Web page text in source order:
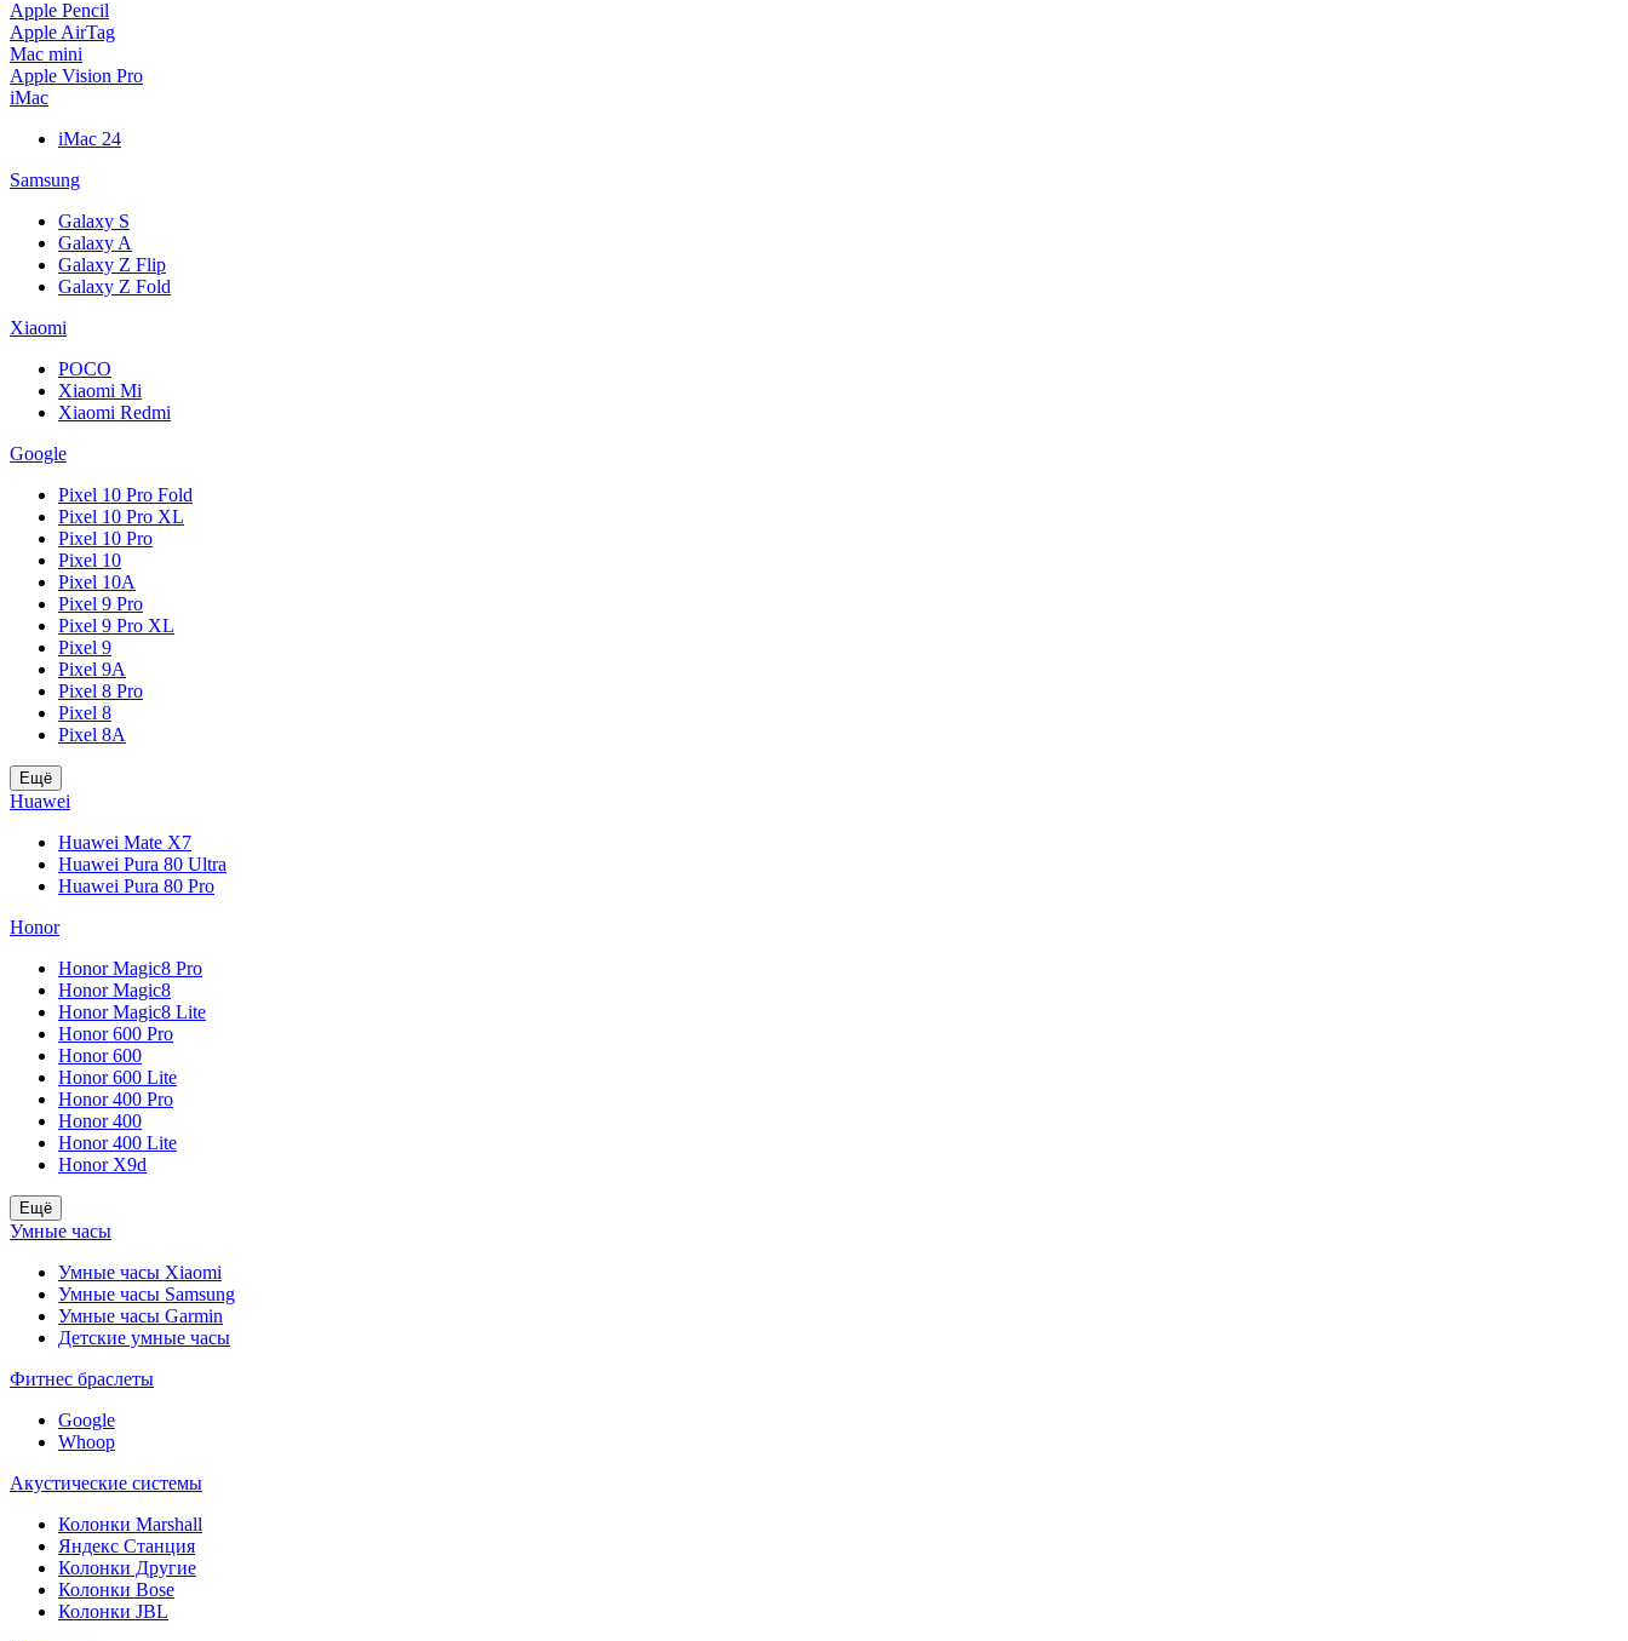
Apple Pencil
Apple AirTag
Mac mini
Apple Vision Pro
iMac
iMac 24
Samsung
Galaxy S
Galaxy A
Galaxy Z Flip
Galaxy Z Fold
Xiaomi
POCO
Xiaomi Mi
Xiaomi Redmi
Google
Pixel 10 Pro Fold
Pixel 10 Pro XL
Pixel 10 Pro
Pixel 10
Pixel 10A
Pixel 9 Pro
Pixel 9 Pro XL
Pixel 9
Pixel 9A
Pixel 8 Pro
Pixel 8
Pixel 8A
Ещё
Huawei
Huawei Mate X7
Huawei Pura 80 Ultra
Huawei Pura 80 Pro
Honor
Honor Magic8 Pro
Honor Magic8
Honor Magic8 Lite
Honor 600 Pro
Honor 600
Honor 600 Lite
Honor 400 Pro
Honor 400
Honor 400 Lite
Honor X9d
Ещё
Умные часы
Умные часы Xiaomi
Умные часы Samsung
Умные часы Garmin
Детские умные часы
Фитнес браслеты
Google
Whoop
Акустические системы
Колонки Marshall
Яндекс Станция
Колонки Другие
Колонки Bose
Колонки JBL